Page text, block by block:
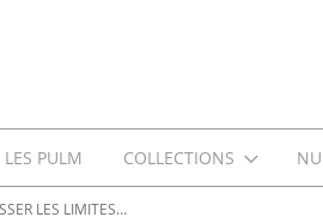
LES PULM COLLECTIONS
LES LIMITES…